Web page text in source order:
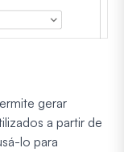
gerar
a partir de
lo para